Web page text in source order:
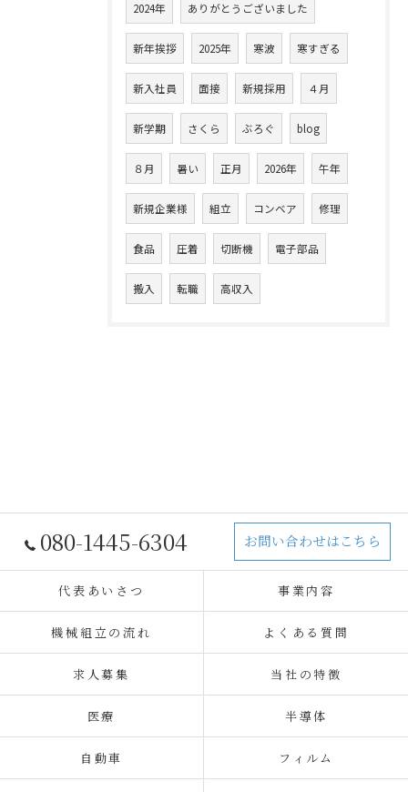
2024年 ありがとうございました
新年挨拶 2025年 寒波 寒すぎる
新入社員 面接 新規採用 ４月
新学期 さくら ぶろぐ blog
８月 暑い 正月 2026年 午年
新規企業様 組立 コンベア 修理
食品 圧着 切断機 電子部品
搬入 転職 高収入
080-1445-6304 お問い合わせはこちら
代表あいさつ 事業内容
機械組立の流れ よくある質問
求人募集 当社の特徴
医療 半導体
自動車 フィルム